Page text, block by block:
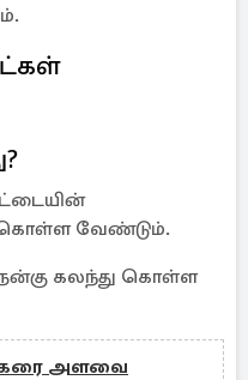
கொள்ள வேண்டும்.
கலந்து கொள்ள
அளவை